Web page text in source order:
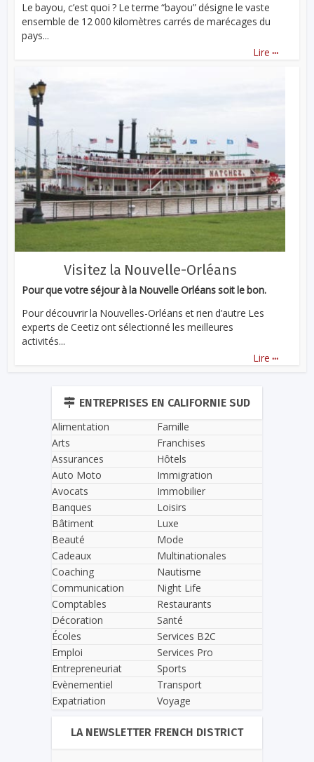
Le bayou, c’est quoi ? Le terme “bayou” désigne le vaste
ensemble de 12 000 kilomètres carrés de marécages du
pays...
Lire ...
Visitez la Nouvelle-Orléans
Pour que votre séjour à la Nouvelle Orléans soit le bon.
Pour découvrir la Nouvelles-Orléans et rien d’autre Les
experts de Ceetiz ont sélectionné les meilleures
activités...
Lire ...
ENTREPRISES EN CALIFORNIE SUD
Alimentation
Arts
Assurances
Auto Moto
Avocats
Banques
Bâtiment
Beauté
Cadeaux
Coaching
Communication
Comptables
Décoration
Écoles
Emploi
Entrepreneuriat
Evènementiel
Expatriation
Famille
Franchises
Hôtels
Immigration
Immobilier
Loisirs
Luxe
Mode
Multinationales
Nautisme
Night Life
Restaurants
Santé
Services B2C
Services Pro
Sports
Transport
Voyage
LA NEWSLETTER FRENCH DISTRICT